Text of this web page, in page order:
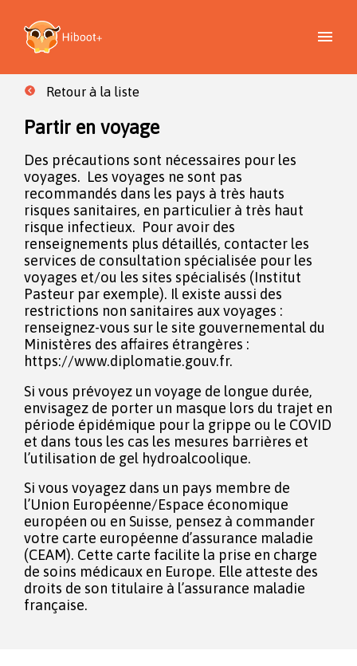
Retour à la liste
Partir en voyage
Des précautions sont nécessaires pour les
voyages. Les voyages ne sont pas
recommandés dans les pays à très hauts
risques sanitaires, en particulier à très haut
risque infectieux. Pour avoir des
renseignements plus détaillés, contacter les
services de consultation spécialisée pour les
voyages et/ou les sites spécialisés (Institut
Pasteur par exemple). Il existe aussi des
restrictions non sanitaires aux voyages :
renseignez-vous sur le site gouvernemental du
Ministères des affaires étrangères :
https://www.diplomatie.gouv.fr.
Si vous prévoyez un voyage de longue durée,
envisagez de porter un masque lors du trajet en
période épidémique pour la grippe ou le COVID
et dans tous les cas les mesures barrières et
l’utilisation de gel hydroalcoolique.
Si vous voyagez dans un pays membre de
l’Union Européenne/Espace économique
européen ou en Suisse, pensez à commander
votre carte européenne d’assurance maladie
(CEAM). Cette carte facilite la prise en charge
de soins médicaux en Europe. Elle atteste des
droits de son titulaire à l’assurance maladie
française.